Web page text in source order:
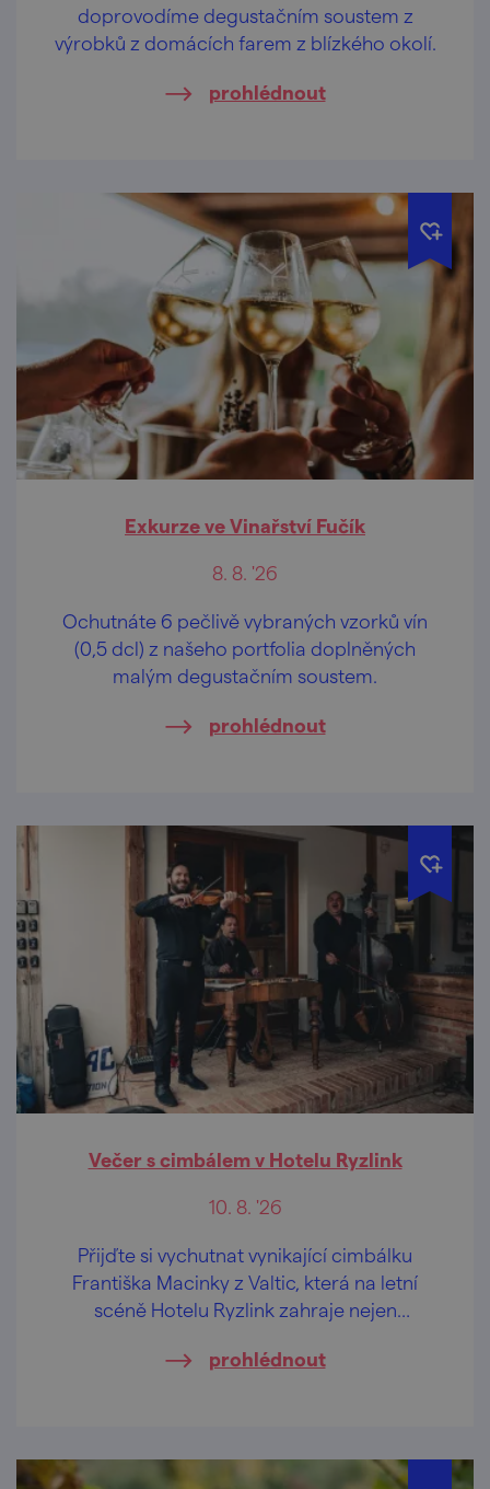
doprovodíme degustačním soustem z
výrobků z domácích farem z blízkého okolí.
prohlédnout
Exkurze ve Vinařství Fučík
8. 8. '26
Ochutnáte 6 pečlivě vybraných vzorků vín
(0,5 dcl) z našeho portfolia doplněných
malým degustačním soustem.
prohlédnout
Večer s cimbálem v Hotelu Ryzlink
10. 8. '26
Přijďte si vychutnat vynikající cimbálku
Františka Macinky z Valtic, která na letní
scéně Hotelu Ryzlink zahraje nejen
prohlédnout